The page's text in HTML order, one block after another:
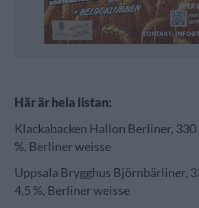
Här är hela listan:
Klackabacken Hallon Berliner, 330
%, Berliner weisse
Uppsala Brygghus Björnbärliner,
4,5 %, Berliner weisse